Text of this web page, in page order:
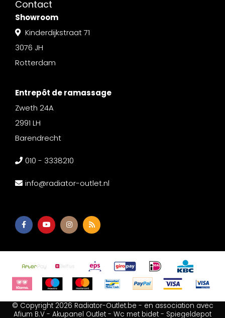
Contact
Showroom
Kinderdijkstraat 71
3076 JH
Rotterdam
Entrepôt de ramassage
Zweth 24A
2991 LH
Barendrecht
010 - 3338210
info@radiator-outlet.nl
© Copyright 2026 Radiator-Outlet.be - en association avec
Afium B.V - Akupanel Outlet - Wc met bidet - Spiegeldepot